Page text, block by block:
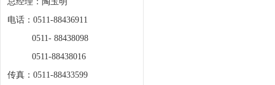
电话：0511-88436911
0511- 88438098
0511-88438016
传真：0511-88433599